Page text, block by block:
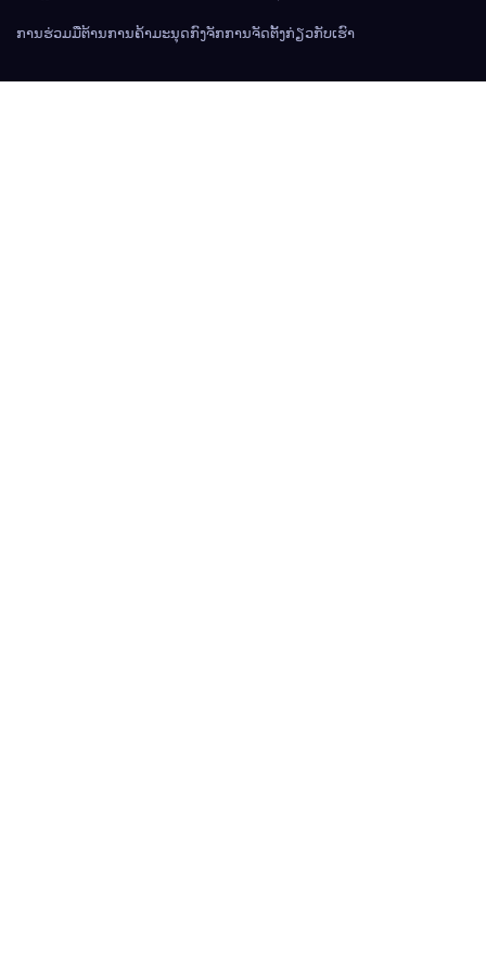
ການຮ່ວມມືຕ້ານການຄ້າມະນຸດກົງຈັກການຈັດຕັ້ງກ່ຽວກັບເຮົາ